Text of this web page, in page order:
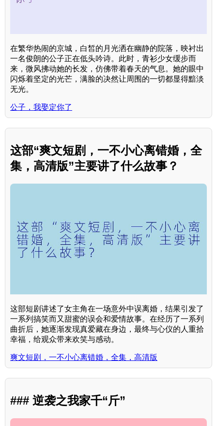
在繁华热闹的京城，白皙的月光洒在幽静的院落，映衬出
一名俊朗的公子正在低头吟诗。此时，青衫少女缓步而
来，微风拂动她的长发，仿佛带着春天的气息。她的眼中
闪烁着坚定的光芒，满脸的决然让周围的一切都显得黯淡
无光。
公子，我娶定你了
这部“爽文短剧，一不小心离错婚，全
集，高清版”主要讲了什么故事？
这部短剧讲述了女主角在一场意外中误离婚，结果引发了
一系列搞笑而又甜蜜的误会和爱情故事。在经历了一系列
曲折后，她逐渐发现真爱藏在身边，最终与心仪的人重拾
幸福，给观众带来欢笑与感动。
爽文短剧，一不小心离错婚，全集，高清版
### 逆袭之我家千“斤”